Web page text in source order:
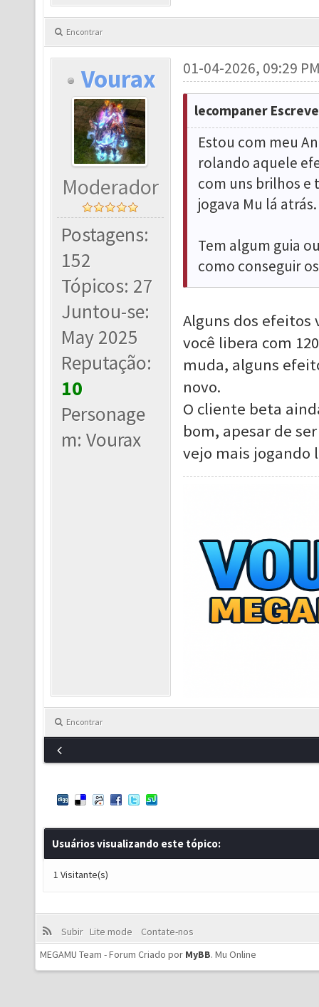
Encontrar
Vourax
Moderador
Postagens:
152
Tópicos: 27
Juntou-se:
May 2025
Reputação:
10
Personage
m: Vourax
01-04-2026, 09:29
lecompaner
Estou com meu
rolando aquele
com uns brilhos e
jogava Mu lá atrás.
Tem algum guia
como conseguir
Alguns dos efeitos
você libera com
muda, alguns
novo.
O cliente beta
bom, apesar de
vejo mais jogando
Encontrar
Usuários visualizando este tópico:
1 Visitante(s)
Subir Lite mode
Contate-nos
MEGAMU Team - Forum Criado por MyBB. Mu Online